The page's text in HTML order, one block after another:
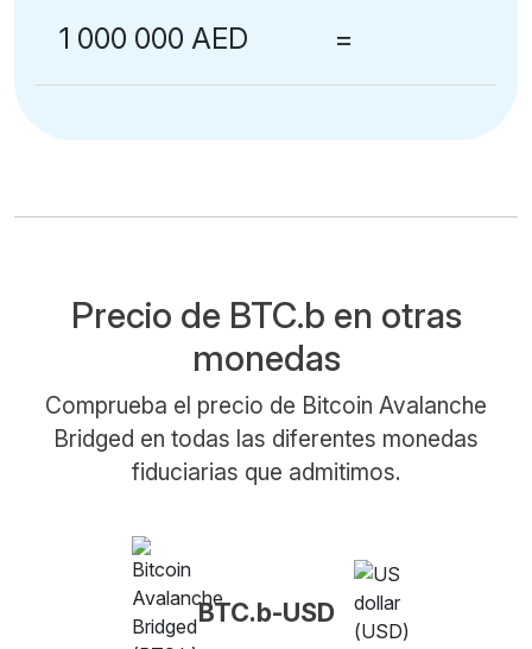
1 000 000 AED =
Precio de BTC.b en otras
monedas
Comprueba el precio de Bitcoin Avalanche
Bridged en todas las diferentes monedas
fiduciarias que admitimos.
BTC.b-USD